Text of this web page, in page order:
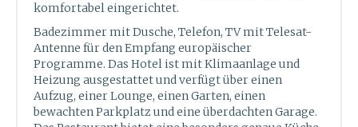
komfortabel eingerichtet.
Badezimmer mit Dusche, Telefon, TV mit Telesat-
Antenne für den Empfang europäischer
Programme. Das Hotel ist mit Klimaanlage und
Heizung ausgestattet und verfügt über einen
Aufzug, einer Lounge, einen Garten, einen
bewachten Parkplatz und eine überdachten Garage.